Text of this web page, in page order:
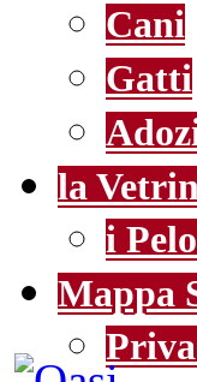
Cani
Gatti
la
i
Mappa